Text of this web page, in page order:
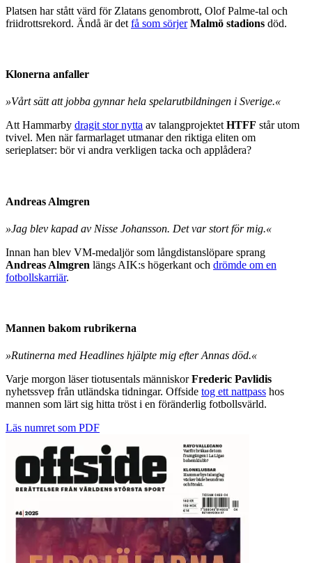
Platsen har stått värd för Zlatans genombrott, Olof Palme-tal och
friidrottsrekord. Ändå är det få som sörjer Malmö stadions död.
Klonerna anfaller
»Vårt sätt att jobba gynnar hela spelarutbildningen i Sverige.«
Att Hammarby dragit stor nytta av talangprojektet HTFF står utom
tvivel. Men när farmarlaget utmanar den riktiga eliten om
serieplatser: bör vi andra verkligen tacka och applådera?
Andreas Almgren
»Jag blev kapad av Nisse Johansson. Det var stort för mig.«
Innan han blev VM-medaljör som långdistanslöpare sprang
Andreas Almgren längs AIK:s högerkant och drömde om en
fotbollskarriär.
Mannen bakom rubrikerna
»Rutinerna med Headlines hjälpte mig efter Annas död.«
Varje morgon läser tiotusentals människorFrederic Pavlidis
nyhetssvep från utländska tidningar. Offside tog ett nattpass hos
mannen som lärt sig hitta tröst i en föränderlig fotbollsvärld.
Läs numret som PDF